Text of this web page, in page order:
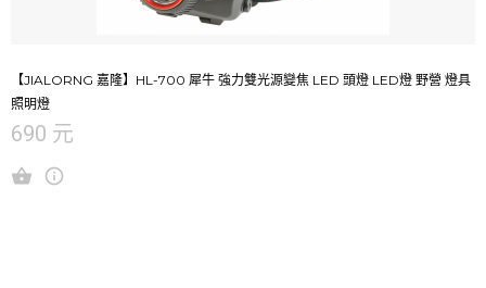
【JIALORNG 嘉隆】HL-700 犀牛 強力雙光源變焦 LED 頭燈 LED燈 野營 燈具
照明燈
690 元